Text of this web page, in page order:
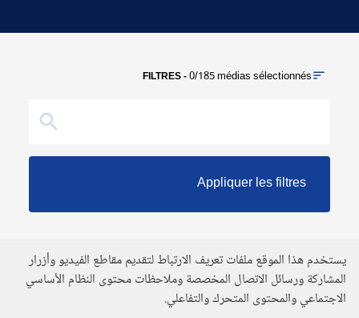
FILTRES -0/185 médias sélectionnés
No results for this request
يستخدم هذا الموقع ملفات تعريف الارتباط لتقديم مقاطع الفيديو وأزرار
المشاركة ورسائل الاتصال المخصصة وملاحظات محتوى النظام الأساسي
الاجتماعي والمحتوى المتحرك والتفاعلي.